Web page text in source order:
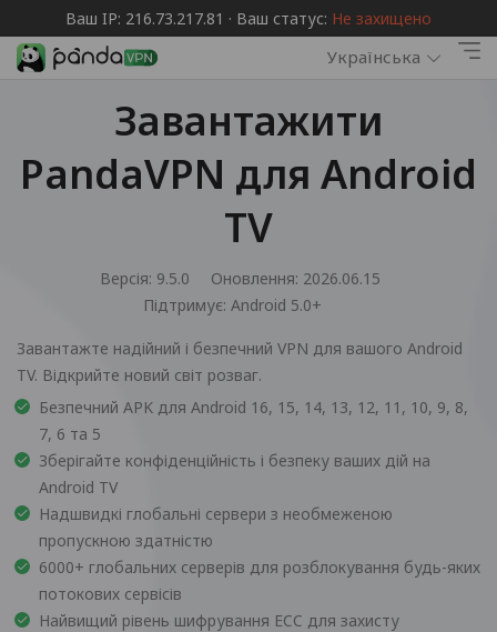
Ваш IP: 216.73.217.81 · Ваш статус: Не захищено
Українська
Завантажити
PandaVPN для Android
TV
Версія: 9.5.0
Оновлення: 2026.06.15
Підтримує: Android 5.0+
Завантажте надійний і безпечний VPN для вашого Android
TV. Відкрийте новий світ розваг.
Безпечний APK для Android 16, 15, 14, 13, 12, 11, 10, 9, 8,
7, 6 та 5
Зберігайте конфіденційність і безпеку ваших дій на
Android TV
Надшвидкі глобальні сервери з необмеженою
пропускною здатністю
6000+ глобальних серверів для розблокування будь-яких
потокових сервісів
Найвищий рівень шифрування ECC для захисту